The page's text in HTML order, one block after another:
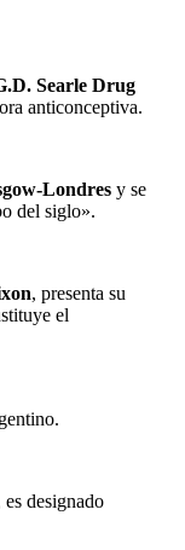
Searle Drug
anticonceptiva.
Londres y se
del siglo».
, presenta su
el
designado